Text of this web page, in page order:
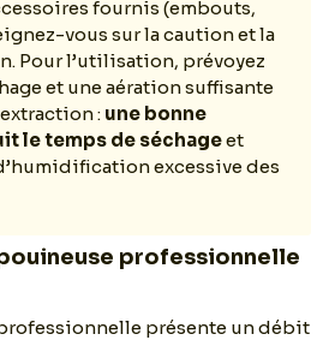
fournis (embouts,
vous sur la caution et la
Pour l’utilisation, prévoyez
et une aération suffisante
: une bonne
le temps de séchageet
excessive des
professionnelle
présente un débit